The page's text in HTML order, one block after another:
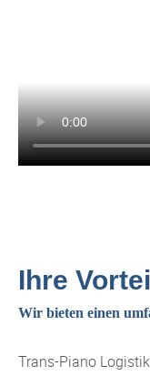
Ihre
Wir bieten einen
Trans-Piano